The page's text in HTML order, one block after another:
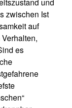
zwischen Ist
auf
es